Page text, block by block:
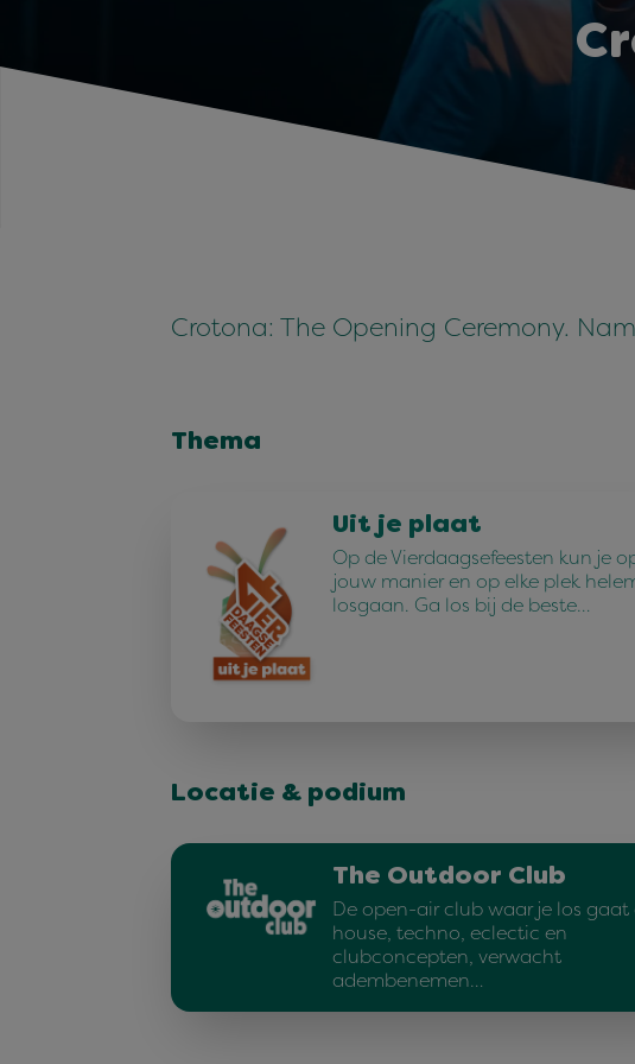
Crotona: The Opening Ceremony.
Thema
Uit je plaat
Op de Vierdaagsefeesten kun je
jouw manier en op elke plek
losgaan. Ga los bij de beste…
Locatie & podium
The Outdoor Club
De open-air club waar je los gaat
house, techno, eclectic en
clubconcepten, verwacht
adembenemen…